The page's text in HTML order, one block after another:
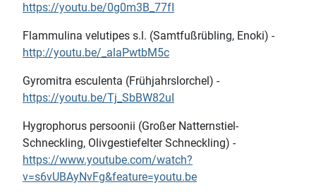
https://youtu.be/0g0m3B_77fI
Flammulina velutipes s.l. (Samtfußrübling, Enoki) -
http://youtu.be/_alaPwtbM5c
Gyromitra esculenta (Frühjahrslorchel) -
https://youtu.be/Tj_SbBW82uI
Hygrophorus persoonii (Großer Natternstiel-
Schneckling, Olivgestiefelter Schneckling) -
https://www.youtube.com/watch?
v=s6vUBAyNvFg&feature=youtu.be